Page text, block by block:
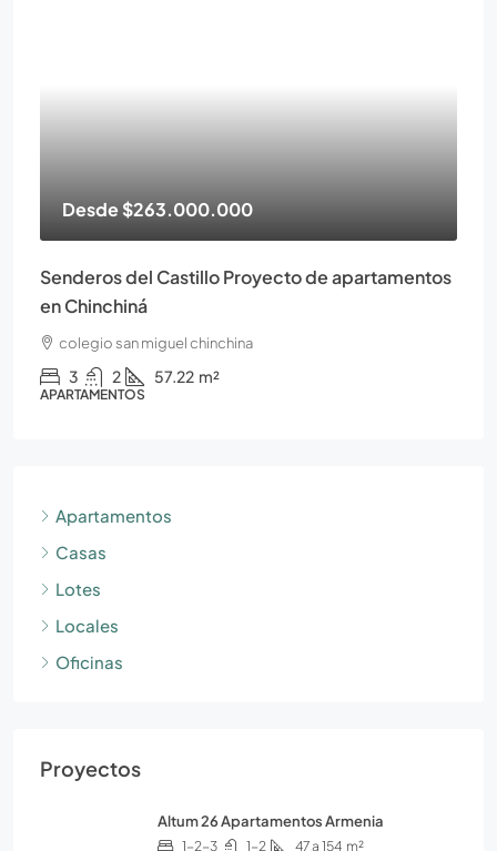
Desde$263.000.000
Senderos del Castillo Proyecto de apartamentos
en Chinchiná
colegio san miguel chinchina
3 2 57.22 m²
APARTAMENTOS
Apartamentos
Casas
Lotes
Locales
Oficinas
Proyectos
Altum 26 Apartamentos Armenia
1-2-3 1-2 47 a 154 m²